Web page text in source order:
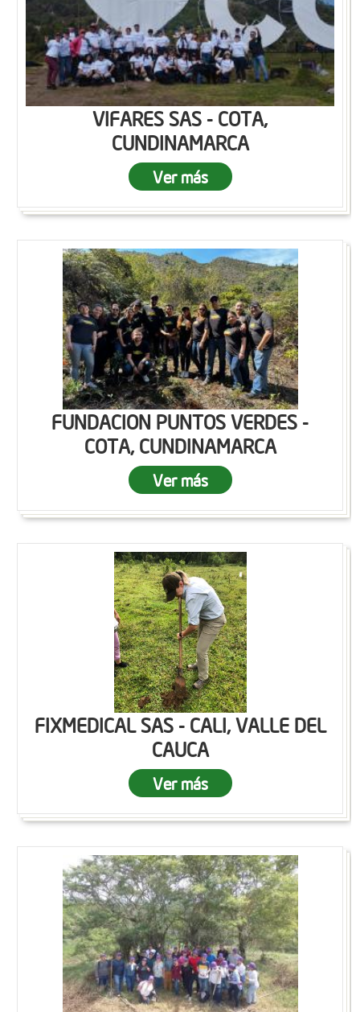
VIFARES SAS - COTA,
CUNDINAMARCA
Ver más
FUNDACION PUNTOS VERDES -
COTA, CUNDINAMARCA
Ver más
FIXMEDICAL SAS - CALI, VALLE DEL
CAUCA
Ver más